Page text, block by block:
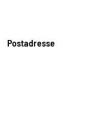
Postadresse